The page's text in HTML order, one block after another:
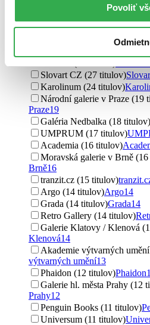
Povoliť
Kant
91
Thames & Hudson (61
Slovart35
Slovart CZ (27 titulov)
Karolinum (24 titulov)
Národní galerie v Praze (19
Praze19
Galéria Nedbalka (18 titulov)
UMPRUM (17 titulov)
Academia (16 titulov)
Moravská galerie v Brně
Brně16
tranzit.cz (15 titulov)
Argo (14 titulov)Argo14
Grada (14 titulov)Grada14
Retro Gallery (14 titulov)
Galerie Klatovy / Klenová
Klenová14
Akademie výtvarných
výtvarných umění13
Phaidon (12 titulov)Phaidon
Galerie hl. města Prahy (12
Prahy12
Penguin Books (11 titulov)
Universum (11 titulov)